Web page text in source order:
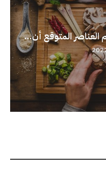
العناصر المتوقع أن...